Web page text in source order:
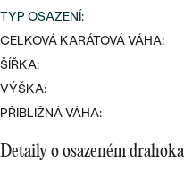
snubní
DRAHOKAM
ZLATO
PLATINA
S DRAHOKAMY
S PERLAMI
CENOVĚ
CENOVĚ
LUXUSNÍ
TYP OSAZENÍ:
CELKOVÁ KARÁTOVÁ VÁHA:
ŠÍŘKA:
VÝŠKA:
PŘIBLIŽNÁ VÁHA:
Detaily o osazeném